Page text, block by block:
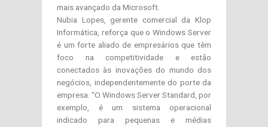
mais avançado da Microsoft.
Nubia Lopes, gerente comercial da Klop
Informática, reforça que o Windows Server
é um forte aliado de empresários que têm
foco na competitividade e estão
conectados às inovações do mundo dos
negócios, independentemente do porte da
empresa. “O Windows Server Standard, por
exemplo, é um sistema operacional
indicado para pequenas e médias